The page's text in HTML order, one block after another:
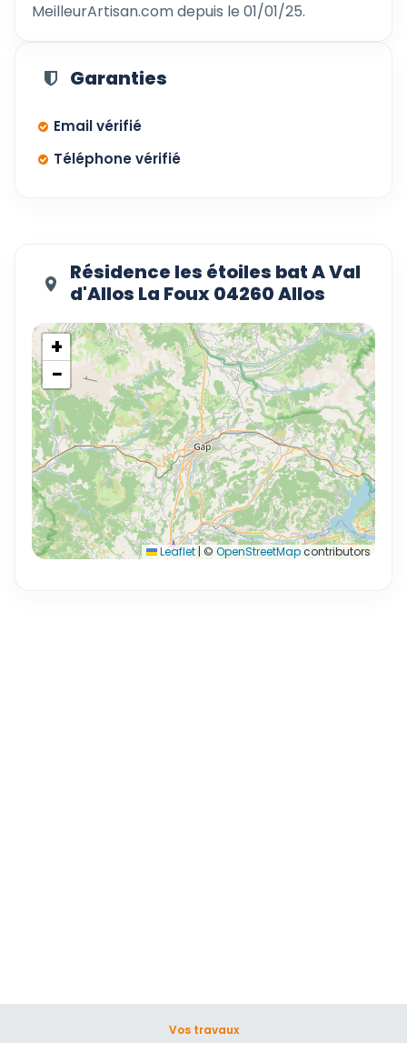
MeilleurArtisan.com depuis le 01/01/25.
Garanties
Email vérifié
Téléphone vérifié
Résidence les étoiles bat A Val
d'Allos La Foux 04260 Allos
+
−
Leaflet | © OpenStreetMapcontributors
Vos travaux